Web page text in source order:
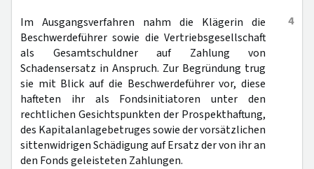
4
Im Ausgangsverfahren nahm die Klägerin die
Beschwerdeführer sowie die Vertriebsgesellschaft
als Gesamtschuldner auf Zahlung von
Schadensersatz in Anspruch. Zur Begründung trug
sie mit Blick auf die Beschwerdeführer vor, diese
hafteten ihr als Fondsinitiatoren unter den
rechtlichen Gesichtspunkten der Prospekthaftung,
des Kapitalanlagebetruges sowie der vorsätzlichen
sittenwidrigen Schädigung auf Ersatz der von ihr an
den Fonds geleisteten Zahlungen.